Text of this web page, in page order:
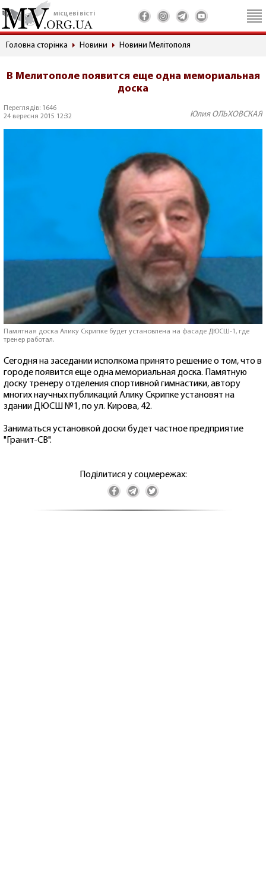
місцеві вісті
Головна сторінка Новини Новини Мелітополя
В Мелитополе появится еще одна мемориальная
доска
Переглядів: 1646
24 вересня 2015 12:32
Юлия ОЛЬХОВСКАЯ
Памятная доска Алику Скрипке будет установлена на фасаде ДЮСШ-1, где
тренер работал.
Сегодня на заседании исполкома принято решение о том, что в
городе появится еще одна мемориальная доска. Памятную
доску тренеру отделения спортивной гимнастики, автору
многих научных публикаций Алику Скрипке установят на
здании ДЮСШ №1, по ул. Кирова, 42.
Заниматься установкой доски будет частное предприятие
"Гранит-СВ".
Поділитися у соцмережах: